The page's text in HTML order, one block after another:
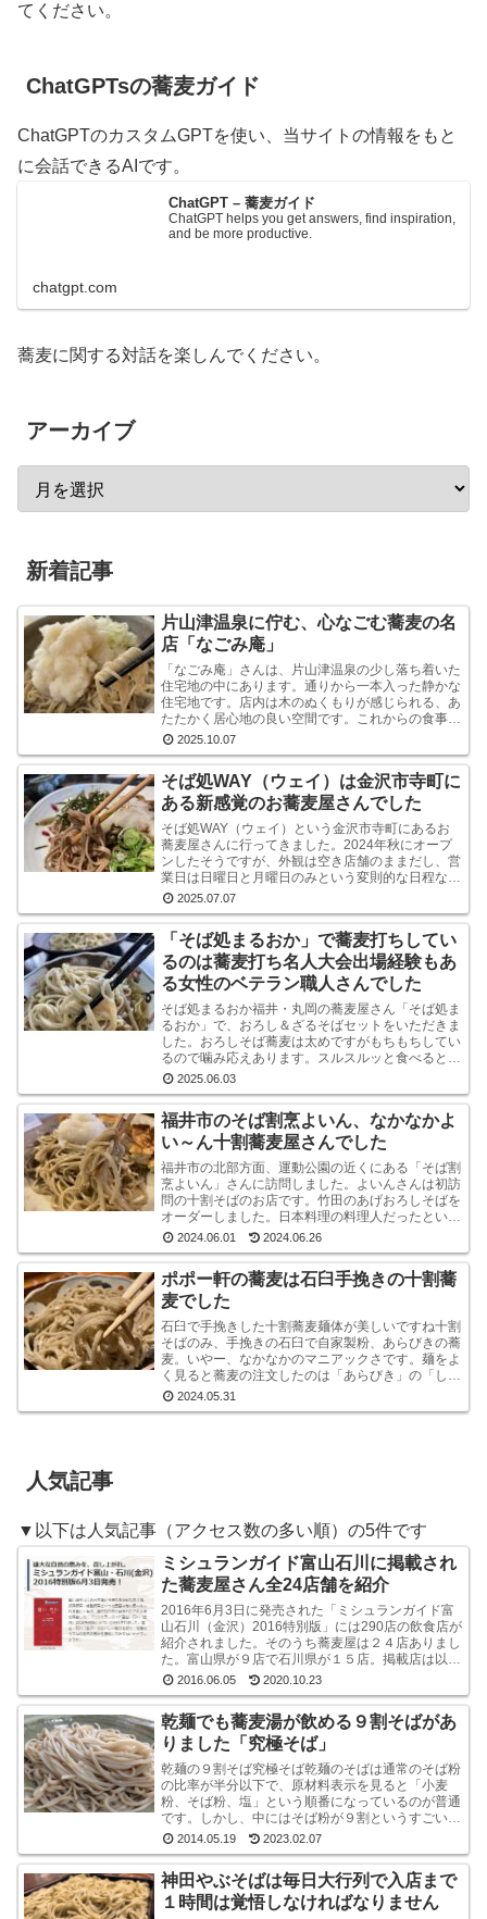
てください。
ChatGPTsの蕎麦ガイド
ChatGPTのカスタムGPTを使い、当サイトの情報をもと
に会話できるAIです。
ChatGPT – 蕎麦ガイド
ChatGPT helps you get answers, find inspiration,
and be more productive.
chatgpt.com
蕎麦に関する対話を楽しんでください。
アーカイブ
新着記事
片山津温泉に佇む、心なごむ蕎麦の名
店「なごみ庵」
「なごみ庵」さんは、片山津温泉の少し落ち着いた
住宅地の中にあります。通りから一本入った静かな
住宅地です。店内は木のぬくもりが感じられる、あ
たたかく居心地の良い空間です。これからの食事へ
の期待が自然と高まります。メニューを拝見する
と、様々なお...
2025.10.07
そば処WAY（ウェイ）は金沢市寺町に
ある新感覚のお蕎麦屋さんでした
そば処WAY（ウェイ）という金沢市寺町にあるお
蕎麦屋さんに行ってきました。2024年秋にオープ
ンしたそうですが、外観は空き店舗のままだし、営
業日は日曜日と月曜日のみという変則的な日程なの
で、まだ認知度はそれほど高くないようです。しか
し、店内...
2025.07.07
「そば処まるおか」で蕎麦打ちしてい
るのは蕎麦打ち名人大会出場経験もあ
る女性のベテラン職人さんでした
そば処まるおか福井・丸岡の蕎麦屋さん「そば処ま
るおか」で、おろし＆ざるそばセットをいただきま
した。おろしそば蕎麦は太めですがもちもちしてい
るので噛み応えあります。スルスルッと食べるとい
うより感で味わう系です。うまいです。※なお、お
ろしそばに...
2025.06.03
福井市のそば割烹よいん、なかなかよ
い～ん十割蕎麦屋さんでした
福井市の北部方面、運動公園の近くにある「そば割
烹よいん」さんに訪問しました。よいんさんは初訪
問の十割そばのお店です。竹田のあげおろしそばを
オーダーしました。日本料理の料理人だったという
店主が蕎麦屋として運営されています。メニューは
蕎麦屋らし...
2024.06.01 2024.06.26
ポポー軒の蕎麦は石臼手挽きの十割蕎
麦でした
石臼で手挽きした十割蕎麦麺体が美しいですね十割
そばのみ、手挽きの石臼で自家製粉、あらびきの蕎
麦。いやー、なかなかのマニアックさです。麺をよ
く見ると蕎麦の注文したのは「あらびき」の「しょ
うゆおろし」と「塩おろし」の二種です。温かい蕎
麦も選べる...
2024.05.31
人気記事
▼以下は人気記事（アクセス数の多い順）の5件です
ミシュランガイド富山石川に掲載され
た蕎麦屋さん全24店舗を紹介
2016年6月3日に発売された「ミシュランガイド富
山石川（金沢）2016特別版」には290店の飲食店が
紹介されました。そのうち蕎麦屋は２４店ありまし
た。富山県が９店で石川県が１５店。掲載店は以下
のとおりです。ミシュラン・ガイド富山石川（金
沢...
2016.06.05 2020.10.23
乾麺でも蕎麦湯が飲める９割そばがあ
りました「究極そば」
乾麺の９割そば究極そば乾麺のそばは通常のそば粉
の比率が半分以下で、原材料表示を見ると「小麦
粉、そば粉、塩」という順番になっているのが普通
です。しかし、中にはそば粉が９割というすごい乾
麺のそばもあるんですね。味も香りもなかなかよい
です山本食品...
2014.05.19 2023.02.07
神田やぶそばは毎日大行列で入店まで
１時間は覚悟しなければなりません